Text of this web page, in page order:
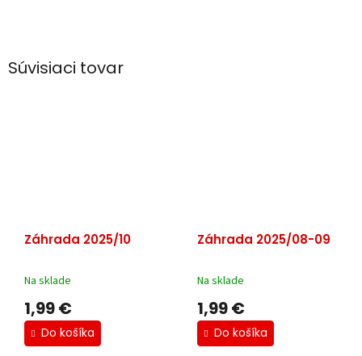
Súvisiaci tovar
Záhrada 2025/10
Na sklade
1,99 €
Do košíka
Záhrada 2025/08-09
Na sklade
1,99 €
Do košíka